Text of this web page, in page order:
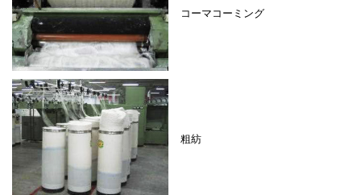
コーマコーミング
粗紡